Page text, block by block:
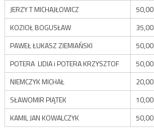
JERZY T MICHAJŁOWICZ
50,00
KOZIOŁ BOGUSŁAW
35,00
PAWEŁ ŁUKASZ ZIEMIAŃSKI
50,00
POTERA LIDIA i POTERA KRZYSZTOF
50,00
NIEMCZYK MICHAŁ
20,00
SŁAWOMIR PIĄTEK
10,00
KAMIL JAN KOWALCZYK
50,00